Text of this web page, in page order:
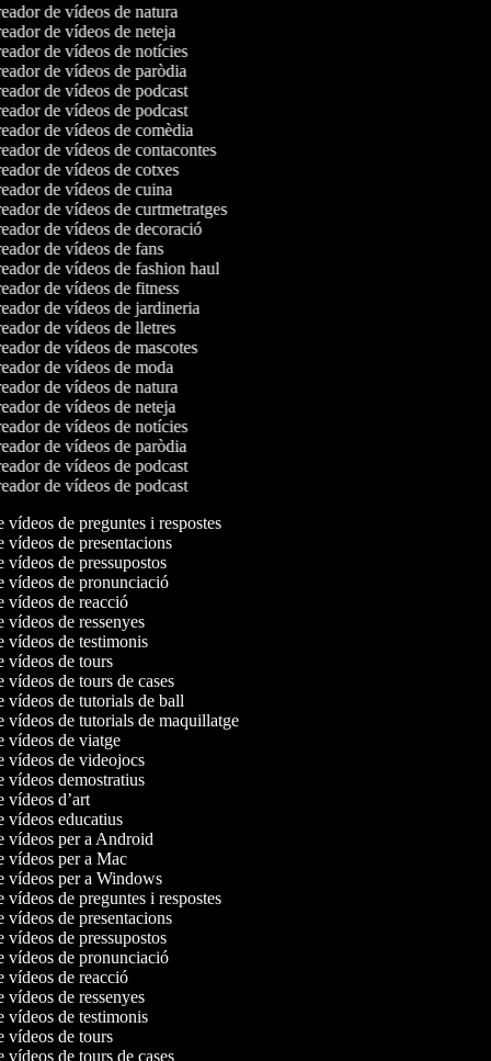
de vídeos de natura
de vídeos de neteja
de vídeos de notícies
de vídeos de paròdia
de vídeos de podcast
de vídeos de podcast
de vídeos de comèdia
de vídeos de contacontes
de vídeos de cotxes
de vídeos de cuina
de vídeos de curtmetratges
de vídeos de decoració
de vídeos de fans
de vídeos de fashion haul
de vídeos de fitness
de vídeos de jardineria
de vídeos de lletres
de vídeos de mascotes
de vídeos de moda
de vídeos de natura
de vídeos de neteja
de vídeos de notícies
de vídeos de paròdia
de vídeos de podcast
de vídeos de podcast
vídeos de preguntes i respostes
vídeos de presentacions
vídeos de pressupostos
vídeos de pronunciació
vídeos de reacció
vídeos de ressenyes
vídeos de testimonis
vídeos de tours
vídeos de tours de cases
vídeos de tutorials de ball
vídeos de tutorials de maquillatge
vídeos de viatge
vídeos de videojocs
vídeos demostratius
vídeos d’art
vídeos educatius
vídeos per a Android
vídeos per a Mac
vídeos per a Windows
vídeos de preguntes i respostes
vídeos de presentacions
vídeos de pressupostos
vídeos de pronunciació
vídeos de reacció
vídeos de ressenyes
vídeos de testimonis
vídeos de tours
vídeos de tours de cases